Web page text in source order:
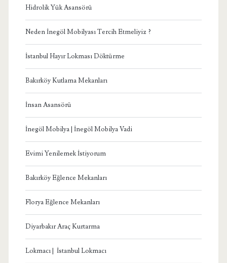
Hidrolik Yük Asansörü
Neden İnegöl Mobilyası Tercih Etmeliyiz ?
İstanbul Hayır Lokması Döktürme
Bakırköy Kutlama Mekanları
İnsan Asansörü
İnegöl Mobilya | İnegöl Mobilya Vadi
Evimi Yenilemek İstiyorum
Bakırköy Eğlence Mekanları
Florya Eğlence Mekanları
Diyarbakır Araç Kurtarma
Lokmacı | İstanbul Lokmacı